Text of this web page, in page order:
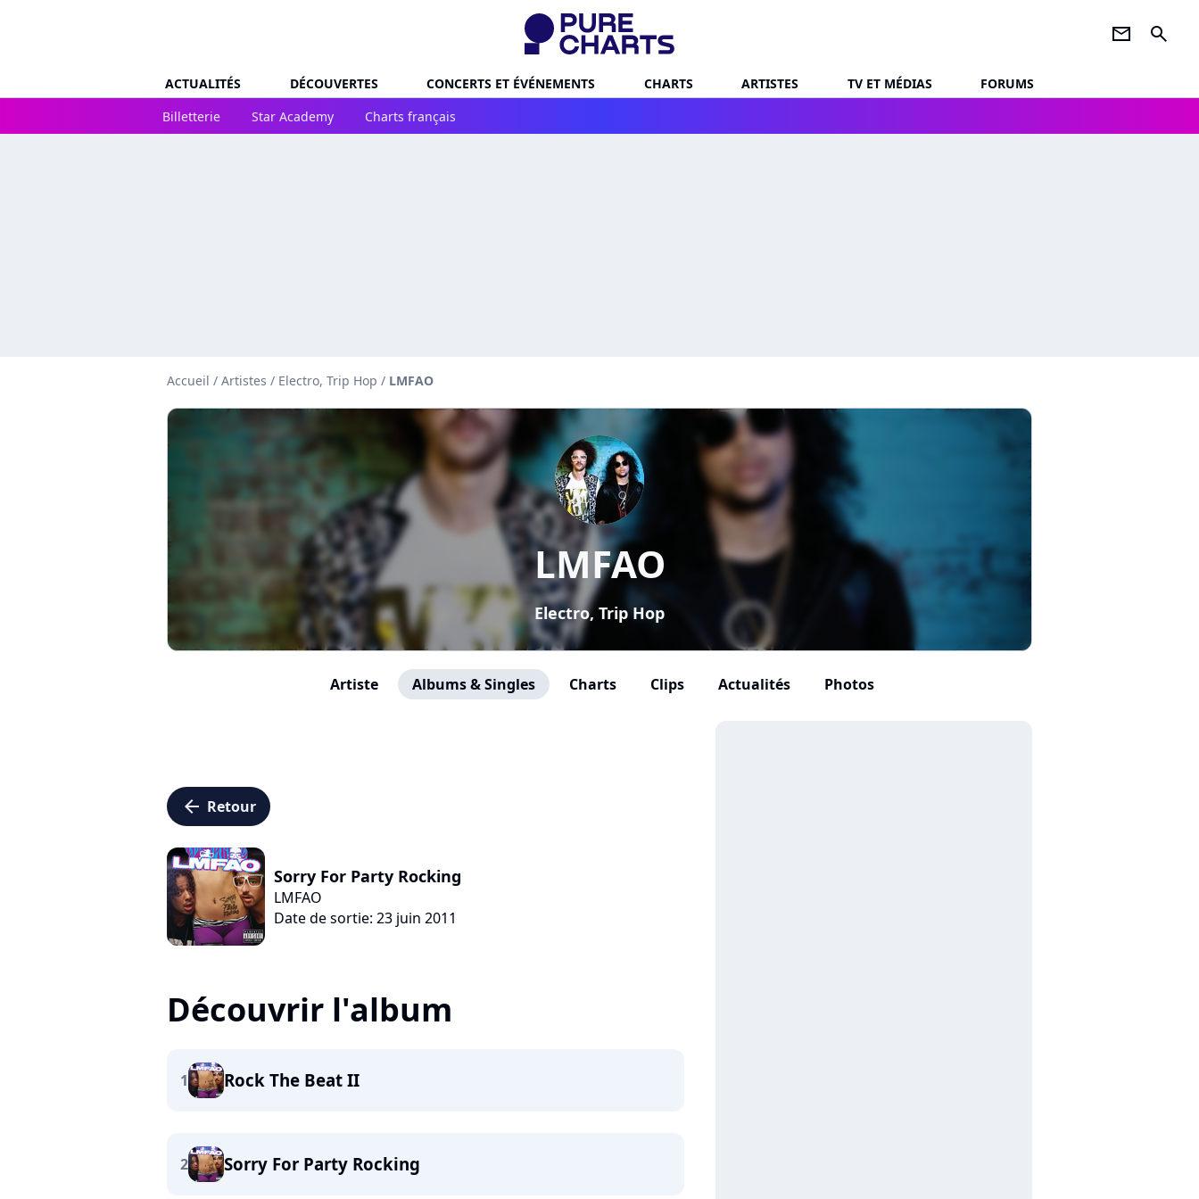
newsletter search
ACTUALITÉS DÉCOUVERTES CONCERTS ET ÉVÉNEMENTS CHARTS ARTISTES TV ET MÉDIAS
FORUMS
Billetterie
Star Academy Charts français
Accueil / Artistes / Electro, Trip Hop / LMFAO
LMFAO
Electro, Trip Hop
Artiste Albums & Singles Charts Clips Actualités Photos
arrow_left Retour
Sorry For Party Rocking
LMFAO
Date de sortie: 23 juin 2011
Découvrir l'album
1 Rock The Beat II
2 Sorry For Party Rocking